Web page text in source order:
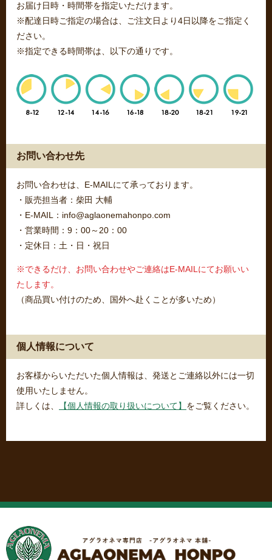
お届け日時・時間帯を指定いただけます。
※配達日時ご指定の場合は、ご注文日より4日以降をご指定く
ださい。
※指定できる時間帯は、以下の通りです。
お問い合わせ先
お問い合わせは、E-MAILにて承っております。
・販売担当者：柴田 大輔
・E-MAIL：info@aglaonemahonpo.com
・営業時間：9：00～20：00
・定休日：土・日・祝日
※できるだけ、お問い合わせやご連絡はE-MAILにてお願いい
たします。
（商品買い付けのため、国外へ赴くことが多いため）
個人情報について
お客様からいただいた個人情報は、発送とご連絡以外には一切
使用いたしません。
詳しくは、
【個人情報の取り扱いについて】 をご覧ください。